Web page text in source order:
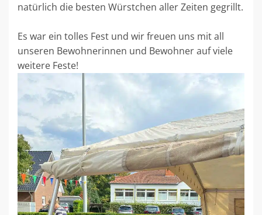
natürlich die besten Würstchen aller Zeiten gegrillt.
Es war ein tolles Fest und wir freuen uns mit all
unseren Bewohnerinnen und Bewohner auf viele
weitere Feste!